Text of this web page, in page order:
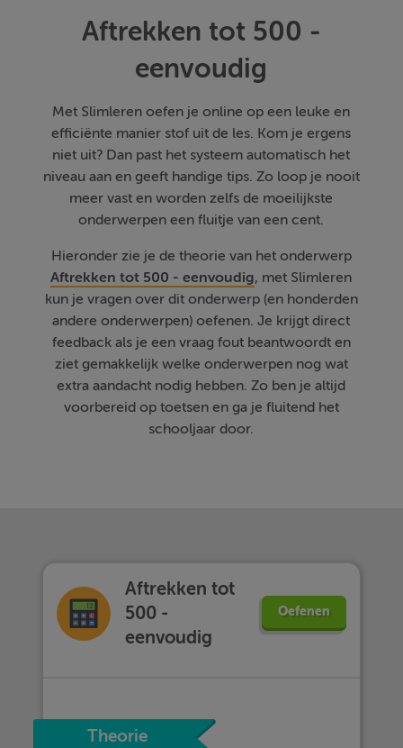
Aftrekken tot 500 -
eenvoudig
Met Slimleren oefen je online op een leuke en
efficiënte manier stof uit de les. Kom je ergens
niet uit? Dan past het systeem automatisch het
niveau aan en geeft handige tips. Zo loop je nooit
meer vast en worden zelfs de moeilijkste
onderwerpen een fluitje van een cent.
Hieronder zie je de theorie van het onderwerp
Aftrekken tot 500 - eenvoudig, met Slimleren
kun je vragen over dit onderwerp (en honderden
andere onderwerpen) oefenen. Je krijgt direct
feedback als je een vraag fout beantwoordt en
ziet gemakkelijk welke onderwerpen nog wat
extra aandacht nodig hebben. Zo ben je altijd
voorbereid op toetsen en ga je fluitend het
schooljaar door.
Aftrekken tot
500 -
eenvoudig
Oefenen
Theorie